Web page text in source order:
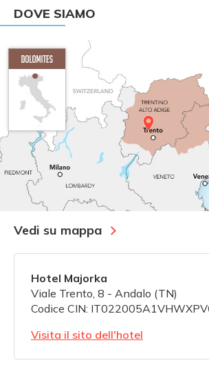
DOVE SIAMO
Vedi su mappa
Hotel Majorka
Viale Trento, 8 - Andalo (TN)
Codice CIN:
Visita il sito dell'hotel